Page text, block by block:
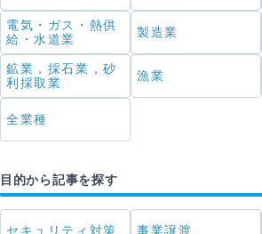
電気・ガス・熱供
給・水道業
製造業
鉱業，採石業，砂
利採取業
漁業
全業種
目的から記事を探す
セキュリティ対策 事業譲渡